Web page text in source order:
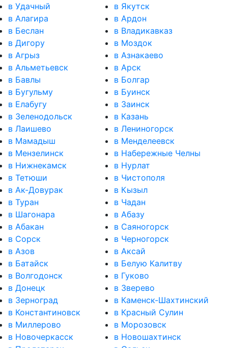
в Удачный
в Якутск
в Алагира
в Ардон
в Беслан
в Владикавказ
в Дигору
в Моздок
в Агрыз
в Азнакаево
в Альметьевск
в Арск
в Бавлы
в Болгар
в Бугульму
в Буинск
в Елабугу
в Заинск
в Зеленодольск
в Казань
в Лаишево
в Лениногорск
в Мамадыш
в Менделеевск
в Мензелинск
в Набережные Челны
в Нижнекамск
в Нурлат
в Тетюши
в Чистополя
в Ак-Довурак
в Кызыл
в Туран
в Чадан
в Шагонара
в Абазу
в Абакан
в Саяногорск
в Сорск
в Черногорск
в Азов
в Аксай
в Батайск
в Белую Калитву
в Волгодонск
в Гуково
в Донецк
в Зверево
в Зерноград
в Каменск-Шахтинский
в Константиновск
в Красный Сулин
в Миллерово
в Морозовск
в Новочеркасск
в Новошахтинск